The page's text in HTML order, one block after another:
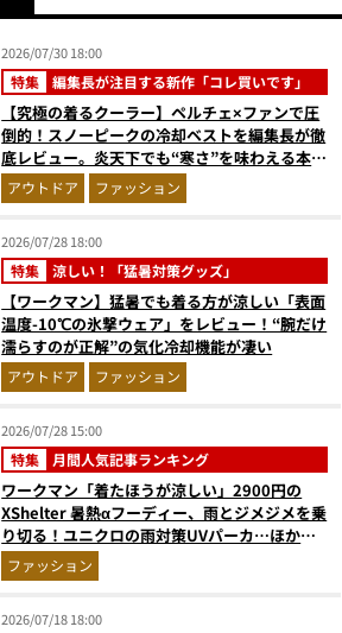
2026/07/30 18:00
特集 編集長が注目する新作「コレ買いです」
【究極の着るクーラー】ペルチェ×ファンで圧
倒的！スノーピークの冷却ベストを編集長が徹
底レビュー。炎天下でも“寒さ”を味わえる本気
のギア『コレ買いです』Vol.172
アウトドア ファッション
2026/07/28 18:00
特集 涼しい！「猛暑対策グッズ」
【ワークマン】猛暑でも着る方が涼しい「表面
温度-10℃の氷撃ウェア」をレビュー！“腕だけ
濡らすのが正解”の気化冷却機能が凄い
アウトドア ファッション
2026/07/28 15:00
特集 月間人気記事ランキング
ワークマン「着たほうが涼しい」2900円の
XShelter 暑熱αフーディー、雨とジメジメを乗
り切る！ユニクロの雨対策UVパーカ…ほか
【アウターの人気記事ランキングベスト3】
（2026年6月版）
ファッション
2026/07/18 18:00